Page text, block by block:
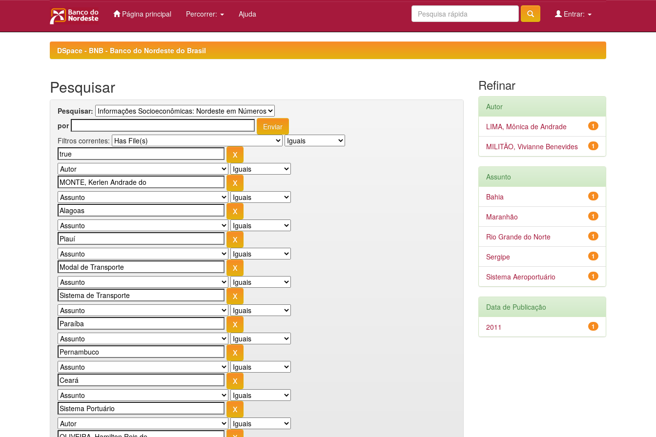
Página principal Percorrer: Ajuda Entrar:
DSpace - BNB - Banco do Nordeste do Brasil
Pesquisar
Pesquisar:
por
Filtros correntes:
Refinar
Autor
1
LIMA, Mônica de Andrade
1
MILITÃO, Vivianne Benevides
Assunto
1
Bahia
1
Maranhão
1
Rio Grande do Norte
1
Sergipe
1
Sistema Aeroportuário
Data de Publicação
1
2011